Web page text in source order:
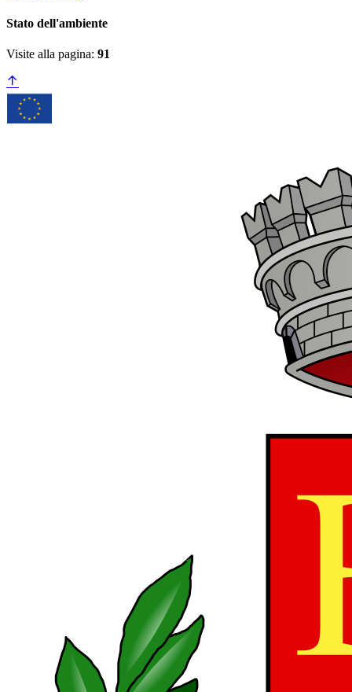
Stato dell'ambiente
Visite alla pagina: 91